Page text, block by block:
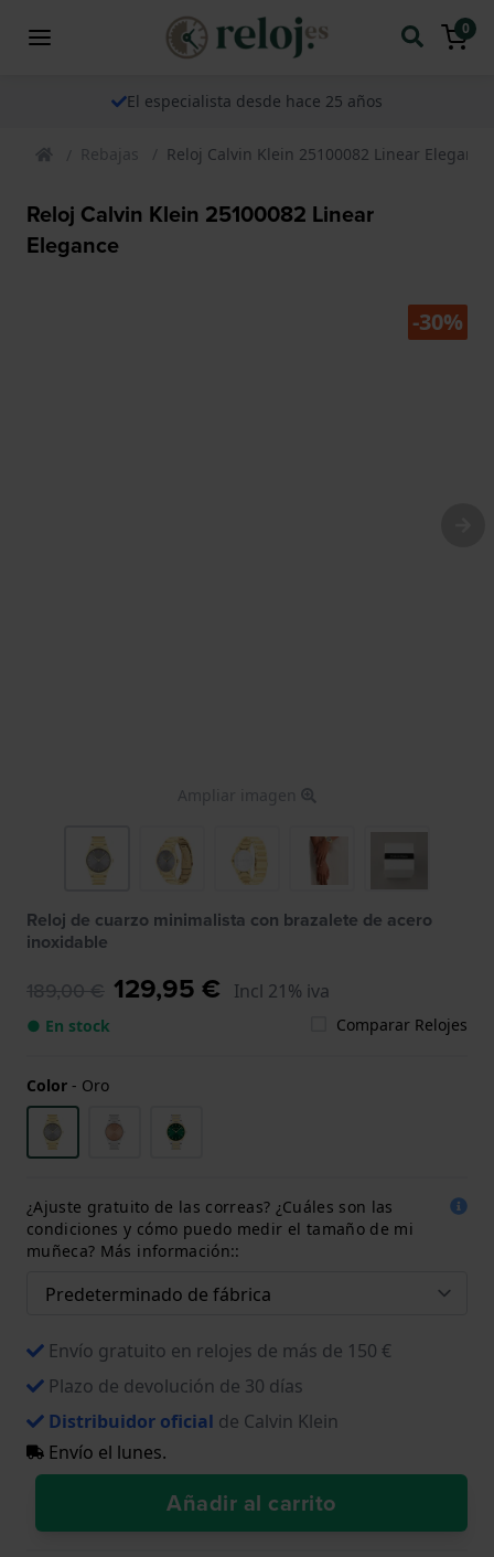
0
El especialista desde hace 25 años
Rebajas Reloj Calvin Klein 25100082 Linear Elegance
Reloj Calvin Klein 25100082 Linear
Elegance
-30%
Ampliar imagen
Reloj de cuarzo minimalista con brazalete de acero
inoxidable
189,00 € 129,95 € Incl 21% iva
● En stock Comparar Relojes
Color - Oro
¿Ajuste gratuito de las correas? ¿Cuáles son las
condiciones y cómo puedo medir el tamaño de mi
muñeca? Más información::
Envío gratuito en relojes de más de 150 €
Plazo de devolución de 30 días
Distribuidor oficial de Calvin Klein
Envío el lunes.
Añadir al carrito